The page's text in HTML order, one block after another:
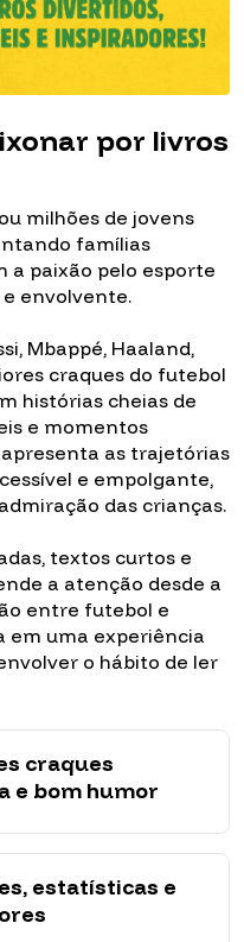
por livros
milhões de jovens
famílias
a paixão pelo esporte
envolvente.
Mbappé, Haaland,
craques do futebol
histórias cheias de
e momentos
as trajetórias
e empolgante,
das crianças.
textos curtos e
a atenção desde a
entre futebol e
em uma experiência
o hábito de ler
craques
e bom humor
estatísticas e